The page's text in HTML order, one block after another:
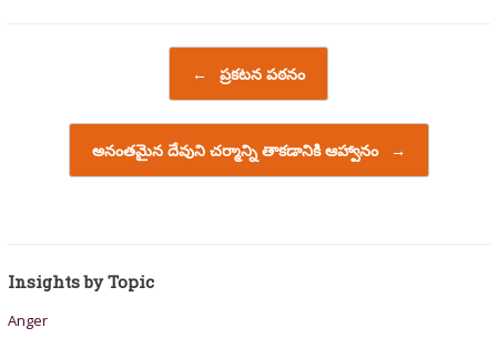
← ప్రకటన పఠనం
అనంతమైన దేవుని చర్మాన్ని తాకడానికి ఆహ్వానం →
Insights by Topic
Anger